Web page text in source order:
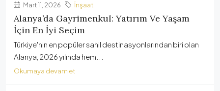
Mart 11, 2026 İnşaat
Alanya’da Gayrimenkul: Yatırım Ve Yaşam
İçin En İyi Seçim
Türkiye'nin en popüler sahil destinasyonlarından biri olan
Alanya, 2026 yılında hem...
Okumaya devam et